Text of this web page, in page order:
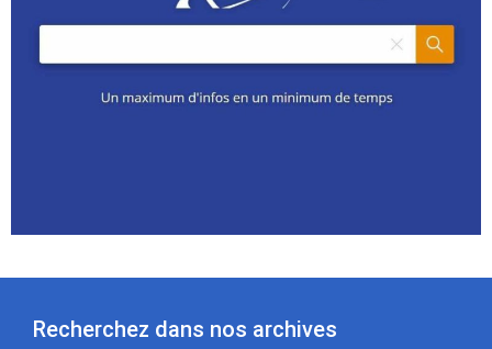
Recherchez dans nos archives